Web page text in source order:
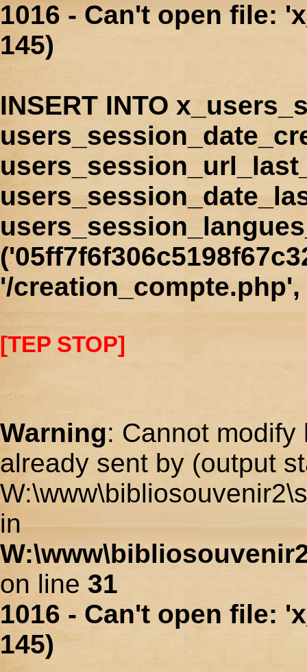
1016 - Can't open file:
145)
INSERT INTO
'/creation_compte.php',
[TEP STOP]
Warning: Cannot
already sent by (output
in
on line 31
1016 - Can't open file:
145)